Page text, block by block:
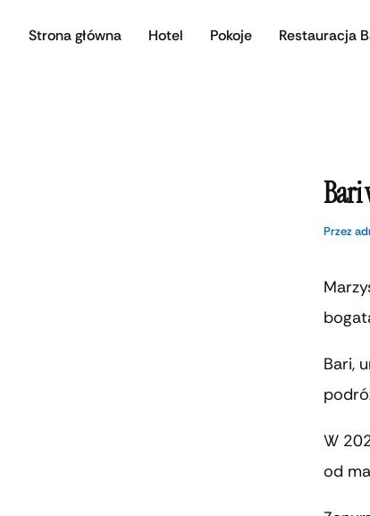
Strona główna Hotel Pokoje Restauracja
Bari
Przez
Bari,
W
od